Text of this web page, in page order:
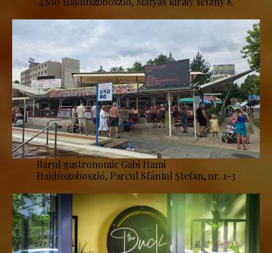
Barul gastronomic Gabi Hami
Hajdúszoboszló, Parcul Sfântul Ștefan, nr. 1-3